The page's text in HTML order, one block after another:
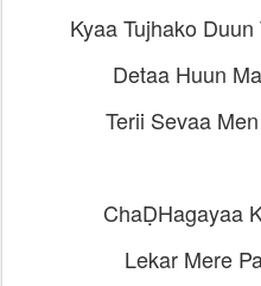
Kyaa Tujhako
Detaa Huun
Terii Sevaa
ChaḌHagayaa
Lekar Mere